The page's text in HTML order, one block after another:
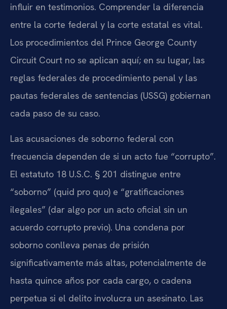
influir en testimonios. Comprender la diferencia
entre la corte federal y la corte estatal es vital.
Los procedimientos del Prince George County
Circuit Court no se aplican aquí; en su lugar, las
reglas federales de procedimiento penal y las
pautas federales de sentencias (USSG) gobiernan
cada paso de su caso.
Las acusaciones de soborno federal con
frecuencia dependen de si un acto fue “corrupto”.
El estatuto 18 U.S.C. § 201 distingue entre
“soborno” (quid pro quo) e “gratificaciones
ilegales” (dar algo por un acto oficial sin un
acuerdo corrupto previo). Una condena por
soborno conlleva penas de prisión
significativamente más altas, potencialmente de
hasta quince años por cada cargo, o cadena
perpetua si el delito involucra un asesinato. Las